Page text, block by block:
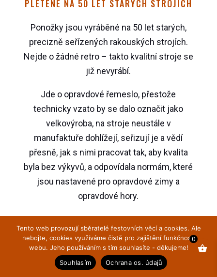
PLETENÉ NA 50 LET STARÝCH STROJÍCH
Ponožky jsou vyráběné na 50 let starých,
precizně seřízených rakouských strojích.
Nejde o žádné retro – takto kvalitní stroje se
již nevyrábí.
Jde o opravdové řemeslo, přestože
technicky vzato by se dalo označit jako
velkovýroba, na stroje neustále v
manufaktuře dohlížejí, seřizují je a vědí
přesně, jak s nimi pracovat tak, aby kvalita
byla bez výkyvů, a odpovídala normám, které
jsou nastavené pro opravdové zimy a
opravdové hory.
0
Tento web provozují sběratelé festovních věcí a cookies. Ale
nebojte, cookies využíváme čistě pro zajištění funkčnosti
webu. Jeho používáním s tím souhlasíte - děkujeme!
Souhlasím
Ochrana os. údajů